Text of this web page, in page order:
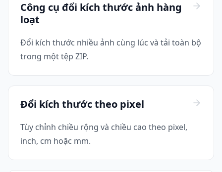
Công cụ đổi kích thước ảnh hàng
loạt
Đổi kích thước nhiều ảnh cùng lúc và tải toàn bộ
trong một tệp ZIP.
Đổi kích thước theo pixel
Tùy chỉnh chiều rộng và chiều cao theo pixel,
inch, cm hoặc mm.